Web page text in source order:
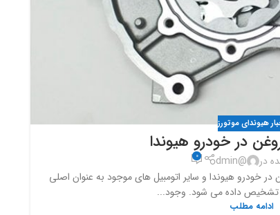
هیوندای موتورز
در خودرو هیوندا
در @dmin
0
خودرو هیوندا و سایر اتومبیل های موجود به عنوان اصلی
تشخیص داده می شود. وجود...
ادامه مطلب